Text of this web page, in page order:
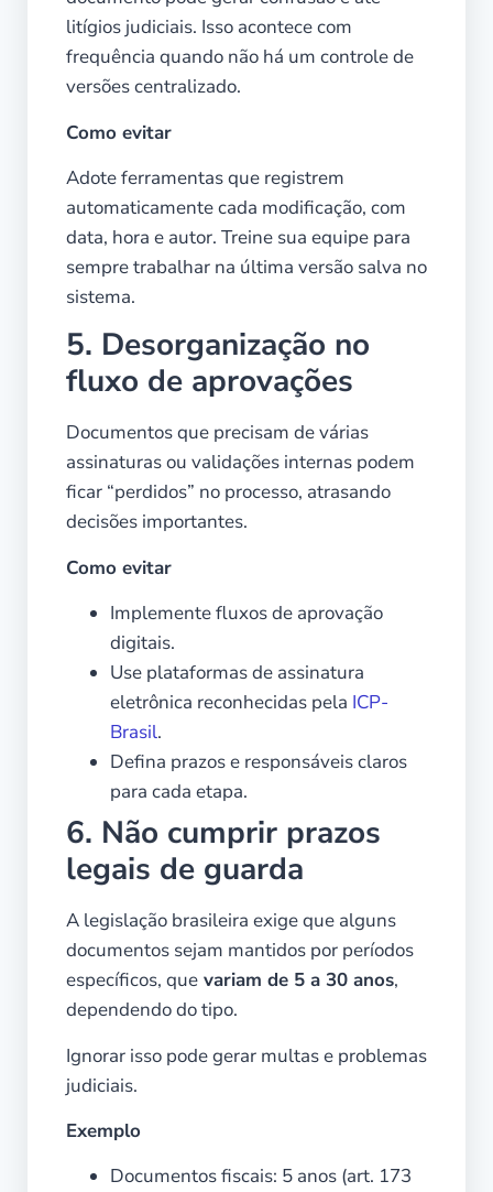
litígios judiciais. Isso acontece com
frequência quando não há um controle de
versões centralizado.
Como evitar
Adote ferramentas que registrem
automaticamente cada modificação, com
data, hora e autor. Treine sua equipe para
sempre trabalhar na última versão salva no
sistema.
5. Desorganização no
fluxo de aprovações
Documentos que precisam de várias
assinaturas ou validações internas podem
ficar “perdidos” no processo, atrasando
decisões importantes.
Como evitar
Implemente fluxos de aprovação
digitais.
Use plataformas de assinatura
eletrônica reconhecidas pela ICP-
Brasil.
Defina prazos e responsáveis claros
para cada etapa.
6. Não cumprir prazos
legais de guarda
A legislação brasileira exige que alguns
documentos sejam mantidos por períodos
específicos, que variam de 5 a 30 anos,
dependendo do tipo.
Ignorar isso pode gerar multas e problemas
judiciais.
Exemplo
Documentos fiscais: 5 anos (art. 173